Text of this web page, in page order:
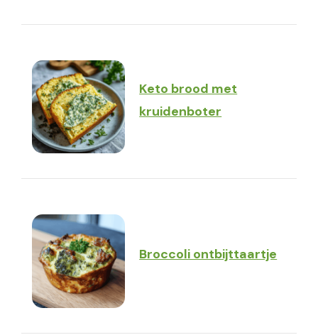
Keto brood met
kruidenboter
Broccoli ontbijttaartje